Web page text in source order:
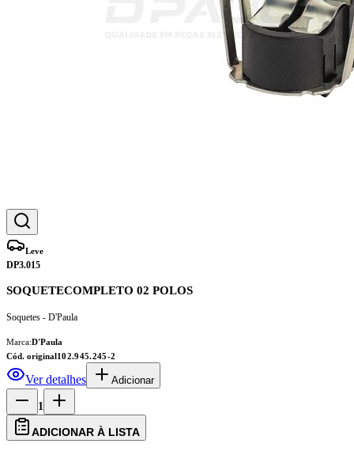
Leve
DP3.015
SOQUETECOMPLETO 02 POLOS
Soquetes - D'Paula
Marca:D'Paula
Cód. original102.945.245-2
Ver detalhes Adicionar
1
ADICIONAR À LISTA